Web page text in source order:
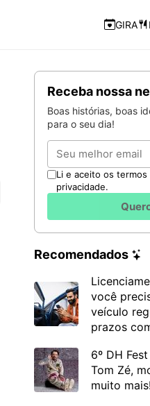
GIRA
Receba nossa
Boas histórias, boas
para o seu dia!
Email
Li e aceito os
privacidade.
Recomendados
você
veículo
prazos
6º DH
Tom Zé,
muito mais!